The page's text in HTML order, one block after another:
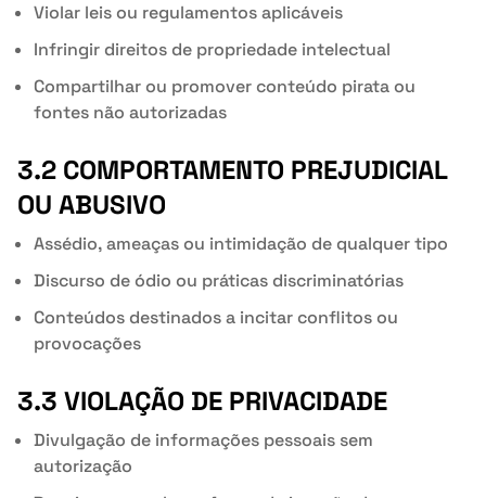
Violar leis ou regulamentos aplicáveis
Infringir direitos de propriedade intelectual
Compartilhar ou promover conteúdo pirata ou
fontes não autorizadas
3.2 COMPORTAMENTO PREJUDICIAL
OU ABUSIVO
Assédio, ameaças ou intimidação de qualquer tipo
Discurso de ódio ou práticas discriminatórias
Conteúdos destinados a incitar conflitos ou
provocações
3.3 VIOLAÇÃO DE PRIVACIDADE
Divulgação de informações pessoais sem
autorização